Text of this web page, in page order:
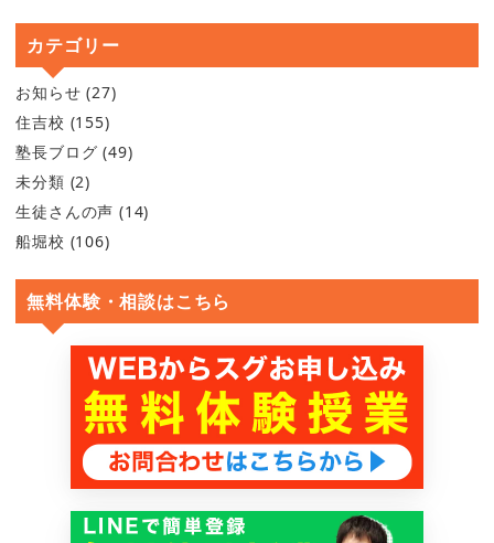
カテゴリー
お知らせ (27)
住吉校 (155)
塾長ブログ (49)
未分類 (2)
生徒さんの声 (14)
船堀校 (106)
無料体験・相談はこちら